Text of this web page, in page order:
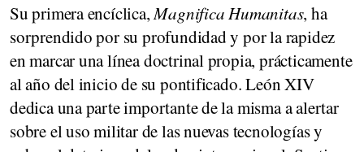
Su primera encíclica, Magnifica Humanitas, ha
sorprendido por su profundidad y por la rapidez
en marcar una línea doctrinal propia, prácticamente
al año del inicio de su pontificado. León XIV
dedica una parte importante de la misma a alertar
sobre el uso militar de las nuevas tecnologías y